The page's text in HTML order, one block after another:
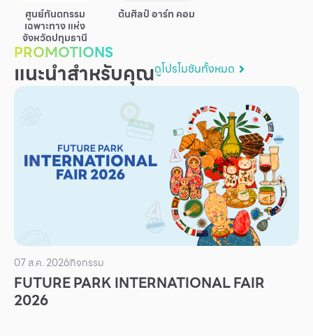
เพื่อสังคม
ฟิวเจอร์ซิตี้
IR
เกี่ยวกับเรา
ร่วมงานกับเรา
ตำแหน่งงาน
ศูนย์ทันตกรรม
เฉพาะทาง แห่ง
จังหวัดปทุมธานี
ต้นศิลป์ อาร์ท คอม
PROMOTIONS
แนะนำสำหรับคุณดูโปรโมชันทั้งหมด
07 ส.ค. 2026กิจกรรม
FUTURE PARK INTERNATIONAL FAIR
2026